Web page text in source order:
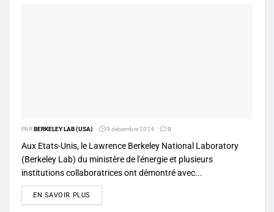
PARBERKELEY LAB (USA) 9 décembre 2024 0
Aux Etats-Unis, le Lawrence Berkeley National Laboratory
(Berkeley Lab) du ministère de l'énergie et plusieurs
institutions collaboratrices ont démontré avec...
EN SAVOIR PLUS